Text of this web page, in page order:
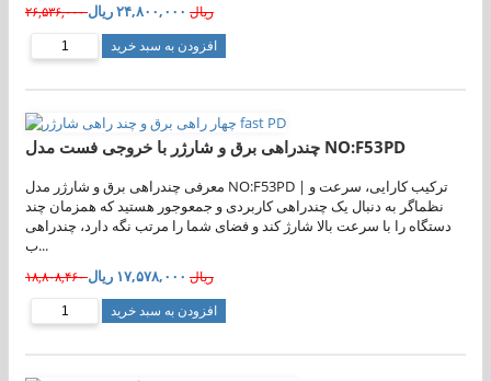
۲۶,۵۳۶,۰۰۰ ریال ۲۴,۸۰۰,۰۰۰ ریال
افزودن به سبد خرید
چندراهی برق و شارژر با خروجی فست مدل NO:F53PD
معرفی چندراهی برق و شارژر مدل NO:F53PD | ترکیب کارایی، سرعت و
نظماگر به دنبال یک چندراهی کاربردی و جمعوجور هستید که همزمان چند
دستگاه را با سرعت بالا شارژ کند و فضای شما را مرتب نگه دارد، چندراهی
ب...
۱۸,۸۰۸,۴۶۰ ریال ۱۷,۵۷۸,۰۰۰ ریال
افزودن به سبد خرید